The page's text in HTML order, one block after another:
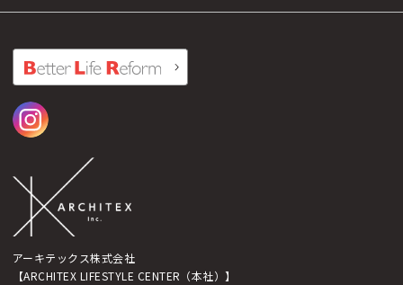
アーキテックス株式会社
【ARCHITEX LIFESTYLE CENTER（本社）】